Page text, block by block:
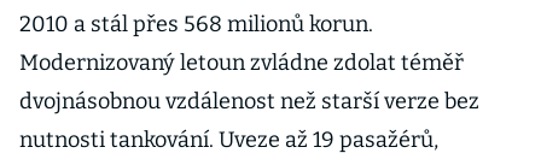
2010 a stál přes 568 milionů korun.
Modernizovaný letoun zvládne zdolat téměř
dvojnásobnou vzdálenost než starší verze bez
nutnosti tankování. Uveze až 19 pasažérů,